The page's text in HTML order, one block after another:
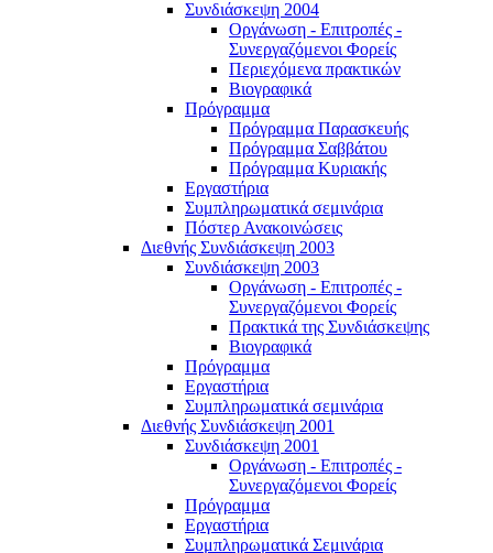
Συνδιάσκεψη 2004
Οργάνωση - Επιτροπές -
Συνεργαζόμενοι Φορείς
Περιεχόμενα πρακτικών
Βιογραφικά
Πρόγραμμα
Πρόγραμμα Παρασκευής
Πρόγραμμα Σαββάτου
Πρόγραμμα Κυριακής
Εργαστήρια
Συμπληρωματικά σεμινάρια
Πόστερ Ανακοινώσεις
Διεθνής Συνδιάσκεψη 2003
Συνδιάσκεψη 2003
Οργάνωση - Επιτροπές -
Συνεργαζόμενοι Φορείς
Πρακτικά της Συνδιάσκεψης
Βιογραφικά
Πρόγραμμα
Εργαστήρια
Συμπληρωματικά σεμινάρια
Διεθνής Συνδιάσκεψη 2001
Συνδιάσκεψη 2001
Οργάνωση - Επιτροπές -
Συνεργαζόμενοι Φορείς
Πρόγραμμα
Εργαστήρια
Συμπληρωματικά Σεμινάρια